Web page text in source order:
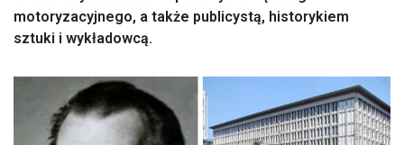
motoryzacyjnego, a także publicystą, historykiem
sztuki i wykładowcą.